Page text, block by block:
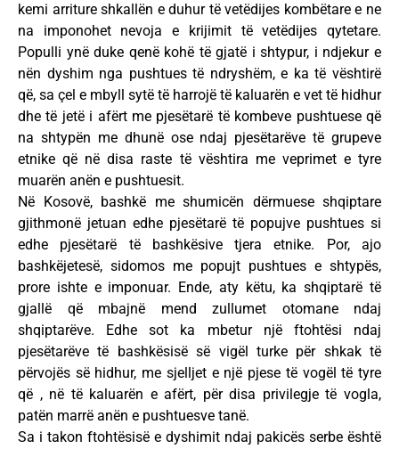
kemi arriture shkallën e duhur të vetëdijes kombëtare e ne
na imponohet nevoja e krijimit të vetëdijes qytetare.
Populli ynë duke qenë kohë të gjatë i shtypur, i ndjekur e
nën dyshim nga pushtues të ndryshëm, e ka të vështirë
që, sa çel e mbyll sytë të harrojë të kaluarën e vet të hidhur
dhe të jetë i afërt me pjesëtarë të kombeve pushtuese që
na shtypën me dhunë ose ndaj pjesëtarëve të grupeve
etnike që në disa raste të vështira me veprimet e tyre
muarën anën e pushtuesit.
Në Kosovë, bashkë me shumicën dërmuese shqiptare
gjithmonë jetuan edhe pjesëtarë të popujve pushtues si
edhe pjesëtarë të bashkësive tjera etnike. Por, ajo
bashkëjetesë, sidomos me popujt pushtues e shtypës,
prore ishte e imponuar. Ende, aty këtu, ka shqiptarë të
gjallë që mbajnë mend zullumet otomane ndaj
shqiptarëve. Edhe sot ka mbetur një ftohtësi ndaj
pjesëtarëve të bashkësisë së vigël turke për shkak të
përvojës së hidhur, me sjelljet e një pjese të vogël të tyre
që , në të kaluarën e afërt, për disa privilegje të vogla,
patën marrë anën e pushtuesve tanë.
Sa i takon ftohtësisë e dyshimit ndaj pakicës serbe është